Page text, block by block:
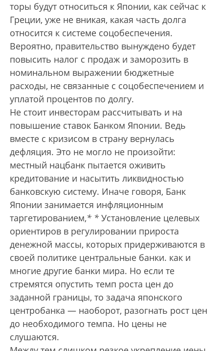
торы будут относиться к Японии, как сейчас к
Греции, уже не вникая, какая часть долга
относится к системе соцобеспечения.
Вероятно, правительство вынуждено будет
повысить налог с продаж и заморозить в
номинальном выражении бюджетные
расходы, не связанные с соцобеспечением и
уплатой процентов по долгу.
Не стоит инвесторам рассчитывать и на
повышение ставок Банком Японии. Ведь
вместе с кризисом в страну вернулась
дефляция. Это не могло не произойти:
местный нацбанк пытается оживить
кредитование и насытить ликвидностью
банковскую систему. Иначе говоря, Банк
Японии занимается инфляционным
таргетированием,* * Установление целевых
ориентиров в регулировании прироста
денежной массы, которых придерживаются в
своей политике центральные банки. как и
многие другие банки мира. Но если те
стремятся опустить темп роста цен до
заданной границы, то задача японского
центробанка — наоборот, разогнать рост цен
до необходимого темпа. Но цены не
слушаются.